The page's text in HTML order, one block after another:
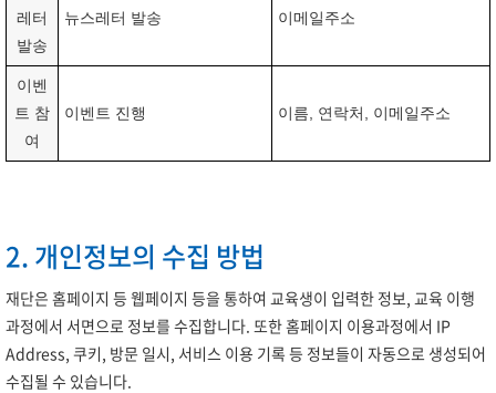
레터
발송
뉴스레터 발송 이메일주소
이벤
트 참
여
이벤트 진행 이름, 연락처, 이메일주소
2. 개인정보의 수집 방법
재단은 홈페이지 등 웹페이지 등을 통하여 교육생이 입력한 정보, 교육 이행
과정에서 서면으로 정보를 수집합니다. 또한 홈페이지 이용과정에서 IP
Address, 쿠키, 방문 일시, 서비스 이용 기록 등 정보들이 자동으로 생성되어
수집될 수 있습니다.